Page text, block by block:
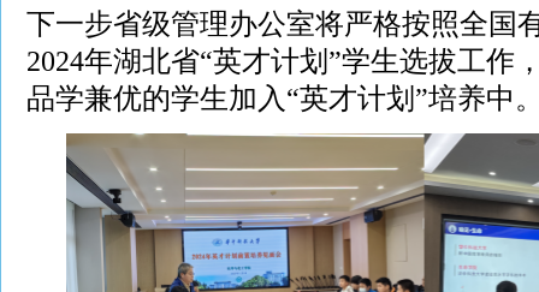
下一步省级管理办公室将严格按照全国
2024年湖北省“英才计划”学生选拔工作
品学兼优的学生加入“英才计划”培养中